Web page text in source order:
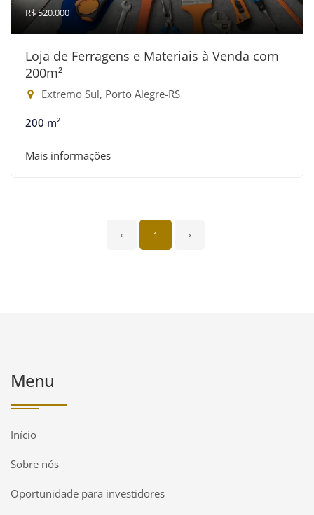
R$ 520.000
Loja de Ferragens e Materiais à Venda com
200m²
Extremo Sul, Porto Alegre-RS
200 m²
Mais informações
‹ 1 ›
Menu
Início
Sobre nós
Oportunidade para investidores